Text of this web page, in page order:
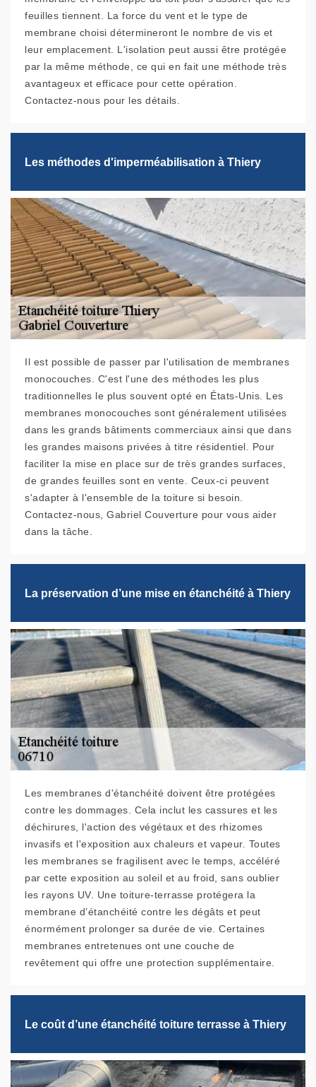
feuilles tiennent. La force du vent et le type de
membrane choisi détermineront le nombre de vis et
leur emplacement. L'isolation peut aussi être protégée
par la même méthode, ce qui en fait une méthode très
avantageux et efficace pour cette opération.
Contactez-nous pour les détails.
Les méthodes d'imperméabilisation à Thiery
Il est possible de passer par l'utilisation de membranes
monocouches. C'est l'une des méthodes les plus
traditionnelles le plus souvent opté en États-Unis. Les
membranes monocouches sont généralement utilisées
dans les grands bâtiments commerciaux ainsi que dans
les grandes maisons privées à titre résidentiel. Pour
faciliter la mise en place sur de très grandes surfaces,
de grandes feuilles sont en vente. Ceux-ci peuvent
s'adapter à l'ensemble de la toiture si besoin.
Contactez-nous, Gabriel Couverture pour vous aider
dans la tâche.
La préservation d’une mise en étanchéité à Thiery
Les membranes d'étanchéité doivent être protégées
contre les dommages. Cela inclut les cassures et les
déchirures, l'action des végétaux et des rhizomes
invasifs et l'exposition aux chaleurs et vapeur. Toutes
les membranes se fragilisent avec le temps, accéléré
par cette exposition au soleil et au froid, sans oublier
les rayons UV. Une toiture-terrasse protégera la
membrane d’étanchéité contre les dégâts et peut
énormément prolonger sa durée de vie. Certaines
membranes entretenues ont une couche de
revêtement qui offre une protection supplémentaire.
Le coût d’une étanchéité toiture terrasse à Thiery